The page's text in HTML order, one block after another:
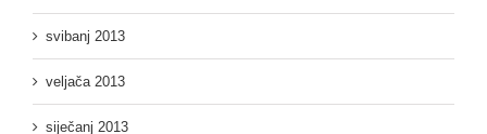
svibanj 2013
veljača 2013
siječanj 2013